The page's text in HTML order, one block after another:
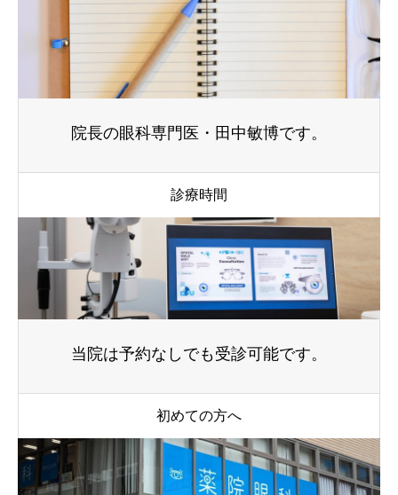
院長の眼科専門医・田中敏博です。
診療時間
当院は予約なしでも受診可能です。
初めての方へ